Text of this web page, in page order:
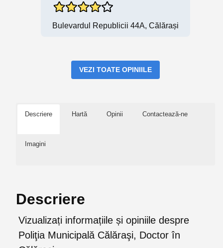
Bulevardul Republicii 44A, Călărași
VEZI TOATE OPINIILE
Descriere Hartă Opinii Contactează-ne
Imagini
Descriere
Vizualizați informațiile și opiniile despre
Poliţia Municipală Călăraşi, Doctor în